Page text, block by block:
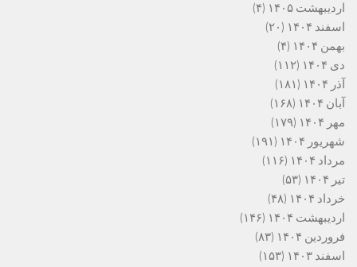
اردیبهشت ۱۴۰۵
(۴)
اسفند ۱۴۰۴
(۲۰)
بهمن ۱۴۰۴
(۴)
دی ۱۴۰۴
(۱۱۲)
آذر ۱۴۰۴
(۱۸۱)
آبان ۱۴۰۴
(۱۶۸)
مهر ۱۴۰۴
(۱۷۹)
شهریور ۱۴۰۴
(۱۹۱)
مرداد ۱۴۰۴
(۱۱۶)
تیر ۱۴۰۴
(۵۳)
خرداد ۱۴۰۴
(۴۸)
اردیبهشت ۱۴۰۴
(۱۴۶)
فروردین ۱۴۰۴
(۸۳)
اسفند ۱۴۰۳
(۱۵۳)